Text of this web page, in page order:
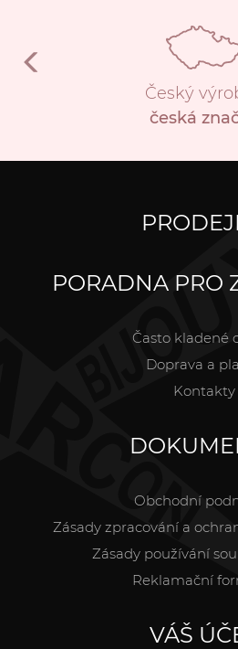
Český
česká
PORADNA PRO
Často kladené
Doprava a
Kontakty
Obchodní
Zásady zpracování a
Zásady používání
Reklamační
VÁŠ